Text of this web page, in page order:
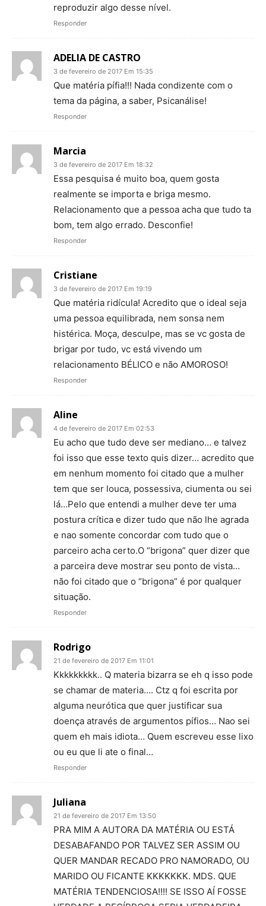
reproduzir algo desse nível.
Responder
ADELIA DE CASTRO
3 de fevereiro de 2017 Em 15:35
Que matéria pífia!!! Nada condizente com o
tema da página, a saber, Psicanálise!
Responder
Marcia
3 de fevereiro de 2017 Em 18:32
Essa pesquisa é muito boa, quem gosta
realmente se importa e briga mesmo.
Relacionamento que a pessoa acha que tudo ta
bom, tem algo errado. Desconfie!
Responder
Cristiane
3 de fevereiro de 2017 Em 19:19
Que matéria ridícula! Acredito que o ideal seja
uma pessoa equilibrada, nem sonsa nem
histérica. Moça, desculpe, mas se vc gosta de
brigar por tudo, vc está vivendo um
relacionamento BÉLICO e não AMOROSO!
Responder
Aline
4 de fevereiro de 2017 Em 02:53
Eu acho que tudo deve ser mediano… e talvez
foi isso que esse texto quis dizer… acredito que
em nenhum momento foi citado que a mulher
tem que ser louca, possessiva, ciumenta ou sei
lá…Pelo que entendi a mulher deve ter uma
postura crítica e dizer tudo que não lhe agrada
e nao somente concordar com tudo que o
parceiro acha certo.O “brigona” quer dizer que
a parceira deve mostrar seu ponto de vista…
não foi citado que o “brigona” é por qualquer
situação.
Responder
Rodrigo
21 de fevereiro de 2017 Em 11:01
Kkkkkkkkk.. Q materia bizarra se eh q isso pode
se chamar de materia…. Ctz q foi escrita por
alguma neurótica que quer justificar sua
doença através de argumentos pífios… Nao sei
quem eh mais idiota… Quem escreveu esse lixo
ou eu que li ate o final…
Responder
Juliana
21 de fevereiro de 2017 Em 13:50
PRA MIM A AUTORA DA MATÉRIA OU ESTÁ
DESABAFANDO POR TALVEZ SER ASSIM OU
QUER MANDAR RECADO PRO NAMORADO, OU
MARIDO OU FICANTE KKKKKKK. MDS. QUE
MATÉRIA TENDENCIOSA!!!! SE ISSO AÍ FOSSE